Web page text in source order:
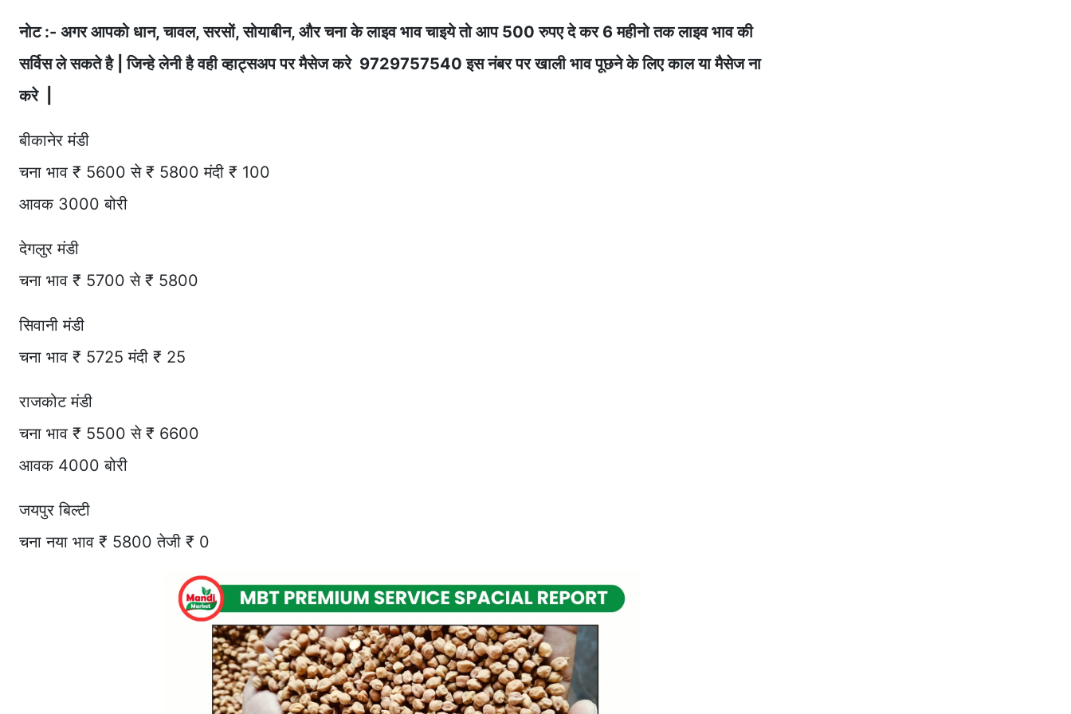
नोट :- अगर आपको धान, चावल, सरसों, सोयाबीन, और चना के लाइव भाव चाइये तो आप 500 रुपए दे कर 6 महीनो तक लाइव भाव की
सर्विस ले सकते है | जिन्हे लेनी है वही व्हाट्सअप पर मैसेज करे 9729757540 इस नंबर पर खाली भाव पूछने के लिए काल या मैसेज ना
करे |
बीकानेर मंडी
चना भाव ₹ 5600 से ₹ 5800 मंदी ₹ 100
आवक 3000 बोरी
देगलुर मंडी
चना भाव ₹ 5700 से ₹ 5800
सिवानी मंडी
चना भाव ₹ 5725 मंदी ₹ 25
राजकोट मंडी
चना भाव ₹ 5500 से ₹ 6600
आवक 4000 बोरी
जयपुर बिल्टी
चना नया भाव ₹ 5800 तेजी ₹ 0